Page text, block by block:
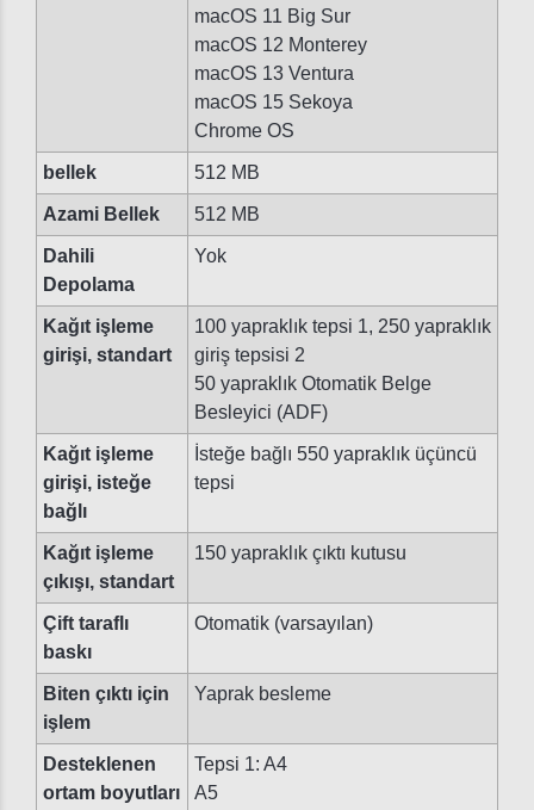
macOS 11 Big Sur
macOS 12 Monterey
macOS 13 Ventura
macOS 15 Sekoya
Chrome OS
bellek 512 MB
Azami Bellek 512 MB
Dahili
Depolama
Yok
Kağıt işleme
girişi, standart
100 yapraklık tepsi 1, 250 yapraklık
giriş tepsisi 2
50 yapraklık Otomatik Belge
Besleyici (ADF)
Kağıt işleme
girişi, isteğe
bağlı
İsteğe bağlı 550 yapraklık üçüncü
tepsi
Kağıt işleme
çıkışı, standart
150 yapraklık çıktı kutusu
Çift taraflı
baskı
Otomatik (varsayılan)
Biten çıktı için
işlem
Yaprak besleme
Desteklenen
ortam boyutları
Tepsi 1: A4
A5